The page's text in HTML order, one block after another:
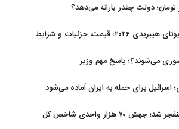
می‌شوند؟؛ پاسخ مهم وزیر
۷۰ هزار واحدی شاخص کل